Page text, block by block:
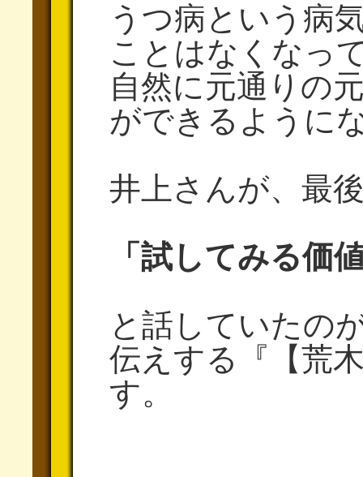
うつ病という病
ことはなくなっ
自然に元通りの
ができるように
井上さんが、最
「試してみる価
と話していたの
伝えする『【荒
す。